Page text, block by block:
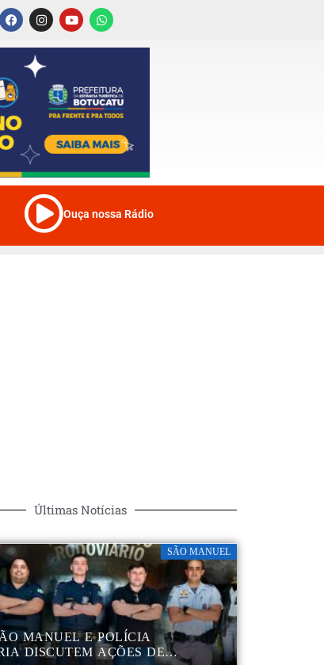
Ouça nossa Rádio
Últimas Notícias
SÃO MANUEL
MANUEL E POLÍCIA
DISCUTEM AÇÕES DE